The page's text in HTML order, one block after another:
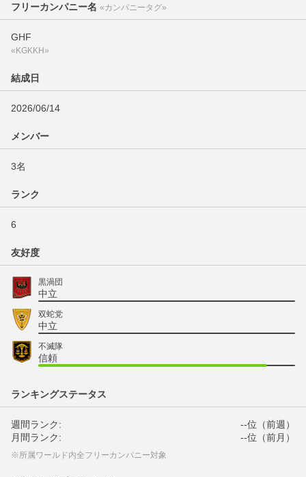
フリーカンパニー名 «カンパニータグ»
GHF
«KGKKH»
結成日
2026/06/14
メンバー
3名
ランク
6
友好度
黒渦団
中立
双蛇党
中立
不滅隊
信頼
ランキングステータス
週間ランク:
--位（前週）
月間ランク:
--位（前月）
※所属ワールド内全フリーカンパニー対象